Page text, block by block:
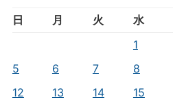
日 月 火 水
1
5
6 7 8
12
13 14 15